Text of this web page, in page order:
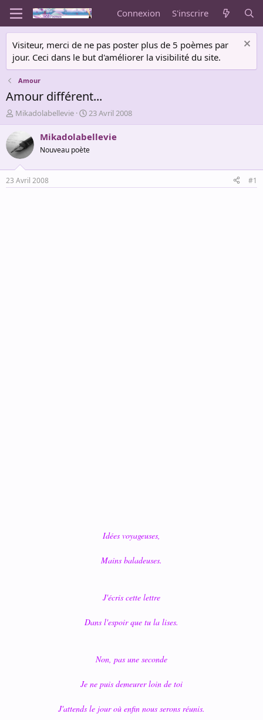
Connexion S'inscrire
Visiteur, merci de ne pas poster plus de 5 poèmes par
jour. Ceci dans le but d'améliorer la visibilité du site.
Amour
Amour différent...
A
u
t
e
u
r
d
e
Mikadolabellevie
D
a
t
d
é
23 Avril 2008
Mikadolabellevie
Nouveau poète
23 Avril 2008 #1
Idées voyageuses,
Mains baladeuses.
J'écris cette lettre
Dans l'espoir que tu la lises.
Non, pas une seconde
Je ne puis demeurer loin de toi
J'attends le jour où enfin nous serons réunis.